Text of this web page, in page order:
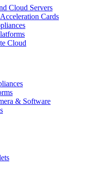
Cloud Servers
Cards
Cloud
& Software